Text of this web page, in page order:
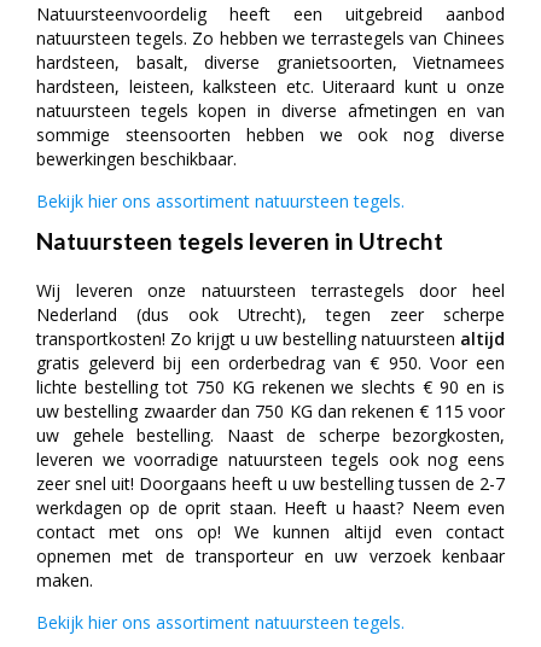
Natuursteenvoordelig heeft een uitgebreid aanbod
natuursteen tegels. Zo hebben we terrastegels van Chinees
hardsteen, basalt, diverse granietsoorten, Vietnamees
hardsteen, leisteen, kalksteen etc. Uiteraard kunt u onze
natuursteen tegels kopen in diverse afmetingen en van
sommige steensoorten hebben we ook nog diverse
bewerkingen beschikbaar.
Bekijk hier ons assortiment natuursteen tegels.
Natuursteen tegels leveren in Utrecht
Wij leveren onze natuursteen terrastegels door heel
Nederland (dus ook Utrecht), tegen zeer scherpe
transportkosten! Zo krijgt u uw bestelling natuursteen altijd
gratis geleverd bij een orderbedrag van € 950. Voor een
lichte bestelling tot 750 KG rekenen we slechts € 90 en is
uw bestelling zwaarder dan 750 KG dan rekenen € 115 voor
uw gehele bestelling. Naast de scherpe bezorgkosten,
leveren we voorradige natuursteen tegels ook nog eens
zeer snel uit! Doorgaans heeft u uw bestelling tussen de 2-7
werkdagen op de oprit staan. Heeft u haast? Neem even
contact met ons op! We kunnen altijd even contact
opnemen met de transporteur en uw verzoek kenbaar
maken.
Bekijk hier ons assortiment natuursteen tegels.